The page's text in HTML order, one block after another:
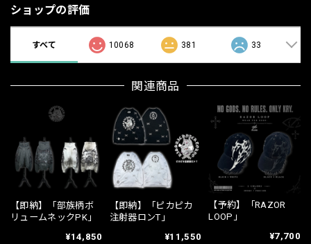
ショップの評価
すべて 10068 381 33
関連商品
【即納】「部族柄ボ
リュームネックPK」
¥14,850
【即納】「ピカピカ
注射器ロンT」
¥11,550
【予約】「RAZOR
LOOP」
¥7,700